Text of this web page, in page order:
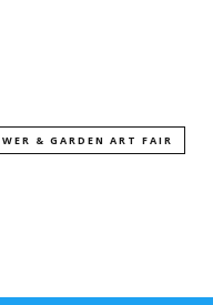
& GARDEN ART FAIR